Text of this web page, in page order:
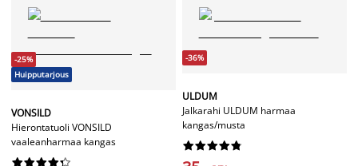
-25%
Huipputarjous
VONSILD
Hierontatuoli VONSILD
vaaleanharmaa kangas






-36%
ULDUM
Jalkarahi ULDUM harmaa
kangas/musta





